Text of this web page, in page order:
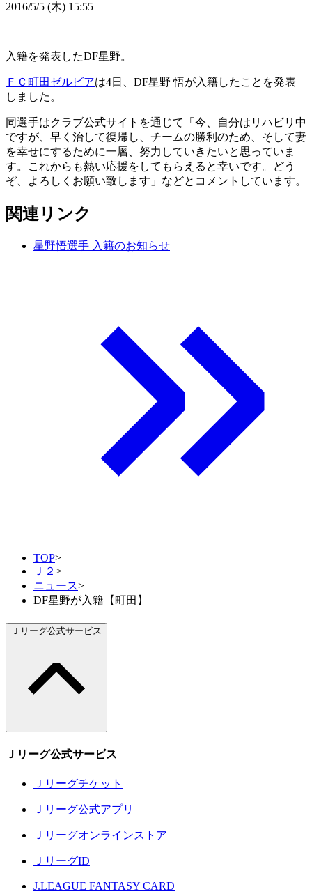
2016/5/5 (木) 15:55
入籍を発表したDF星野。
ＦＣ町田ゼルビアは4日、DF星野 悟が入籍したことを発表
しました。
同選手はクラブ公式サイトを通じて「今、自分はリハビリ中
ですが、早く治して復帰し、チームの勝利のため、そして妻
を幸せにするために一層、努力していきたいと思っていま
す。これからも熱い応援をしてもらえると幸いです。どう
ぞ、よろしくお願い致します」などとコメントしています。
関連リンク
星野悟選手 入籍のお知らせ
TOP>
Ｊ２ >
ニュース>
DF星野が入籍【町田】
Ｊリーグ公式サービス
Ｊリーグ公式サービス
Ｊリーグチケット
Ｊリーグ公式アプリ
Ｊリーグオンラインストア
ＪリーグID
J.LEAGUE FANTASY CARD